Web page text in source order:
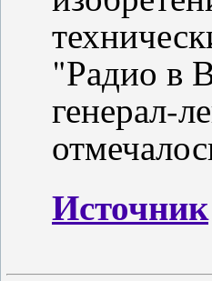
"Радио в
генерал-
Источник